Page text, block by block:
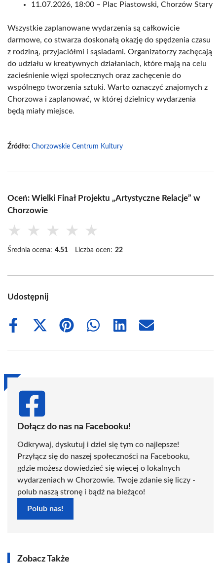
11.07.2026, 18:00 – Plac Piastowski, Chorzów Stary
Wszystkie zaplanowane wydarzenia są całkowicie
darmowe, co stwarza doskonałą okazję do spędzenia czasu
z rodziną, przyjaciółmi i sąsiadami. Organizatorzy zachęcają
do udziału w kreatywnych działaniach, które mają na celu
zacieśnienie więzi społecznych oraz zachęcenie do
wspólnego tworzenia sztuki. Warto oznaczyć znajomych z
Chorzowa i zaplanować, w której dzielnicy wydarzenia
będą miały miejsce.
Źródło: Chorzowskie Centrum Kultury
Oceń: Wielki Finał Projektu „Artystyczne Relacje” w
Chorzowie
★ ★ ★ ★ ★
Średnia ocena: 4.51 Liczba ocen: 22
Udostępnij
Share
Share
(Twitter)
Share
Share
Share
Share
Dołącz do nas na Facebooku!
Odkrywaj, dyskutuj i dziel się tym co najlepsze!
Przyłącz się do naszej społeczności na Facebooku,
gdzie możesz dowiedzieć się więcej o lokalnych
wydarzeniach w Chorzowie. Twoje zdanie się liczy -
polub naszą stronę i bądź na bieżąco!
Polub nas!
Zobacz Także